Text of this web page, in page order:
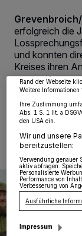
erfolgreich die
und konnten
Kreises ihren
03.05.2023 ,
Wir und unsere 218
-
wie Browserdaten
von OK aktivieren Sie
Partner verarbeiten
Zwecke. Wenn
möglicherweise nicht
wieder aufrufen, um
widerrufen, indem
Rand der Webseite
Weitere
Ihre Zustimmung
Abs. 1 S. 1 lit. a
den USA ein.
Wir und unsere
bereitzustellen:
Verwendung genauer
aktiv abfragen.
Personalisierte
Performance von
Verbesserung von
Ausführliche
Impressum